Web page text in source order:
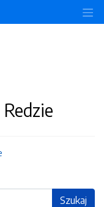
Szukaj